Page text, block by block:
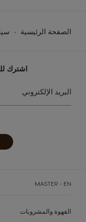
الصفحة الرئيسية
اشترك
سجل
في
نشرتنا
البريد الإلكتروني
MASTER - EN
القهوة والمشروبات